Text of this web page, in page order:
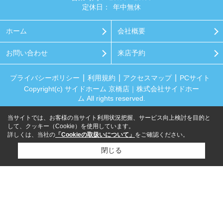
定休日：
年中無休
ホーム 会社概要
お問い合わせ 来店予約
プライバシーポリシー 利用規約 アクセスマップ
PCサイト
Copyright(c) サイドホーム 京橋店｜株式会社サイドホー
ム All rights reserved.
当サイトでは、お客様の当サイト利用状況把握、サービス向上検討を目的と
して、クッキー（Cookie）を使用しています。
詳しくは、当社の 「Cookieの取扱いについて」 をご確認ください。
閉じる